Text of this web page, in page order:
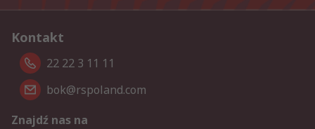
Kontakt
22 22 3 11 11
bok@rspoland.com
Znajdź nas na